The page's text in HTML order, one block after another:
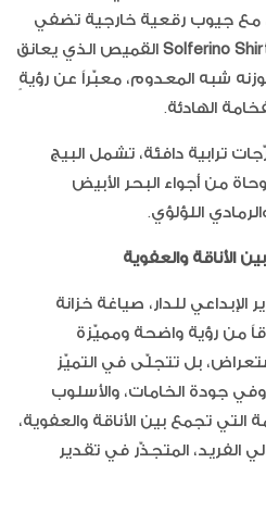
مع جيوب رقعية خارجية تضفي
Solferino القميص الذي يعانق
شبه المعدوم، معبّراً عن رؤيةٍ
الهادئة.
ترابية دافئة، تشمل البيج
من أجواء البحر الأبيض
اللؤلؤي.
الأناقة والعفوية
الإبداعي للدار، صياغة خزانة
من رؤية واضحة ومميّزة
بل تتجلّى في التميّز
جودة الخامات، والأسلوب
التي تجمع بين الأناقة والعفوية،
الفريد، المتجذّر في تقدير